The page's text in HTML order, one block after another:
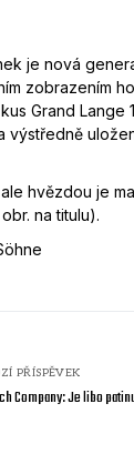
je nová
zobrazením
Grand Lange
výstředně
hvězdou je
na titulu).
PŘÍSPĚVEK
Company: Je libo